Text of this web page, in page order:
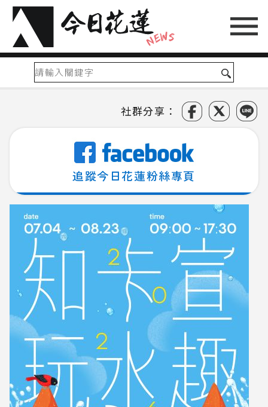
社群分享：
追蹤今日花蓮粉絲專頁